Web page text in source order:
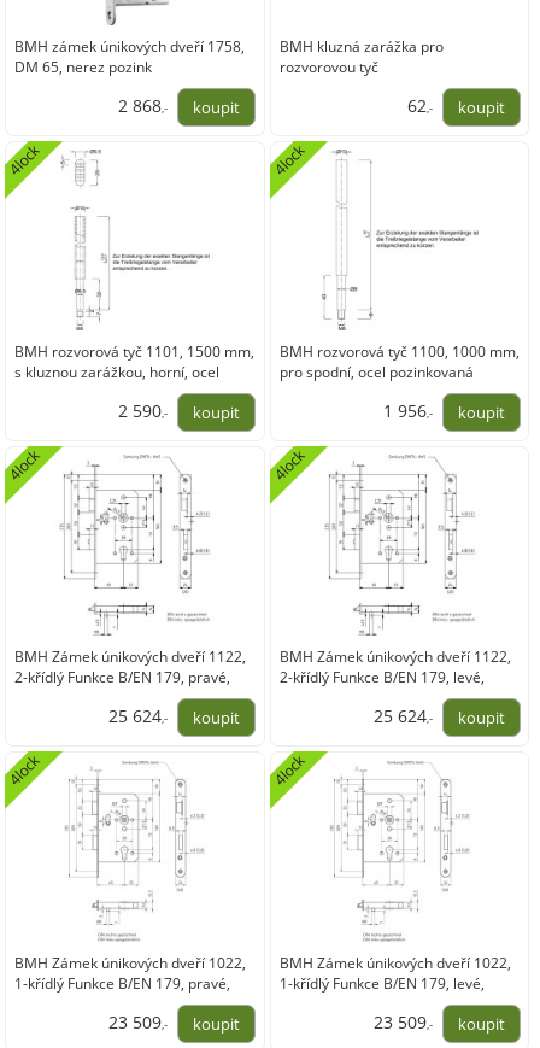
BMH zámek únikových dveří 1758,
DM 65, nerez pozink
2 868,-
BMH kluzná zarážka pro
rozvorovou tyč
62,-
BMH rozvorová tyč 1101, 1500 mm,
s kluznou zarážkou, horní, ocel
4lock
2 590,-
2 140,63
BMH rozvorová tyč 1100, 1000 mm,
pro spodní, ocel pozinkovaná
4lock
1 956,-
1 616,22
BMH Zámek únikových dveří 1122,
2-křídlý Funkce B/EN 179, pravé,
4lock
25 624,-
BMH Zámek únikových dveří 1122,
2-křídlý Funkce B/EN 179, levé,
4lock
25 624,-
BMH Zámek únikových dveří 1022,
1-křídlý Funkce B/EN 179, pravé,
4lock
23 509,-
BMH Zámek únikových dveří 1022,
1-křídlý Funkce B/EN 179, levé,
4lock
23 509,-